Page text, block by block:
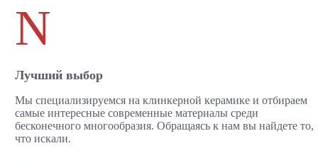
N
Лучший выбор
Мы специализируемся на клинкерной керамике и отбираем
самые интересные современные материалы среди
бесконечного многообразия. Обращаясь к нам вы найдете то,
что искали.